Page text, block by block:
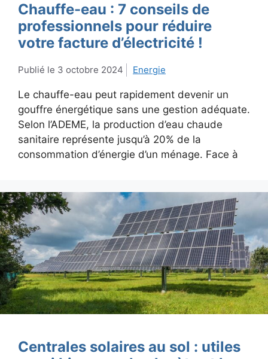
Chauffe-eau : 7 conseils de
professionnels pour réduire
votre facture d’électricité !
3 octobre 2024 Energie
Le chauffe-eau peut rapidement devenir un
gouffre énergétique sans une gestion adéquate.
Selon l’ADEME, la production d’eau chaude
sanitaire représente jusqu’à 20% de la
consommation d’énergie d’un ménage. Face à
Centrales solaires au sol : utiles